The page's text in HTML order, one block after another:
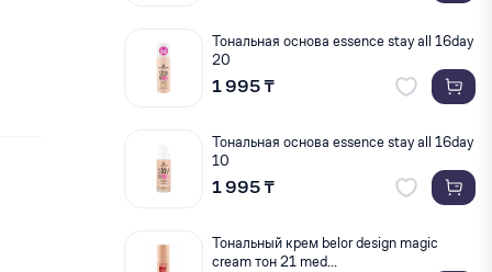
Тональная основа essence stay all 16day
20
1 995 ₸
Тональная основа essence stay all 16day
10
1 995 ₸
Тональный крем belor design magic
cream тон 21 med...